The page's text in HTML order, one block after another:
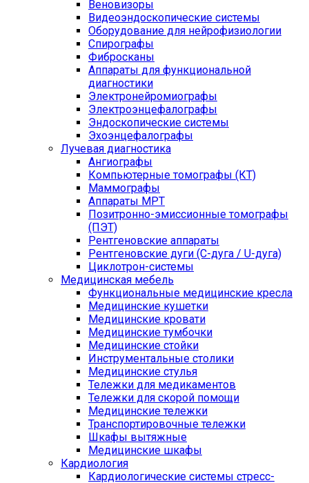
Веновизоры
Видеоэндоскопические системы
Оборудование для нейрофизиологии
Спирографы
Фибросканы
Аппараты для функциональной
диагностики
Электронейромиографы
Электроэнцефалографы
Эндоскопические системы
Эхоэнцефалографы
Лучевая диагностика
Ангиографы
Компьютерные томографы (КТ)
Маммографы
Аппараты МРТ
Позитронно-эмиссионные томографы
(ПЭТ)
Рентгеновские аппараты
Рентгеновские дуги (С-дуга / U-дуга)
Циклотрон-системы
Медицинская мебель
Функциональные медицинские кресла
Медицинские кушетки
Медицинские кровати
Медицинские тумбочки
Медицинские стойки
Инструментальные столики
Медицинские стулья
Тележки для медикаментов
Тележки для скорой помощи
Медицинские тележки
Транспортировочные тележки
Шкафы вытяжные
Медицинские шкафы
Кардиология
Кардиологические системы стресс-